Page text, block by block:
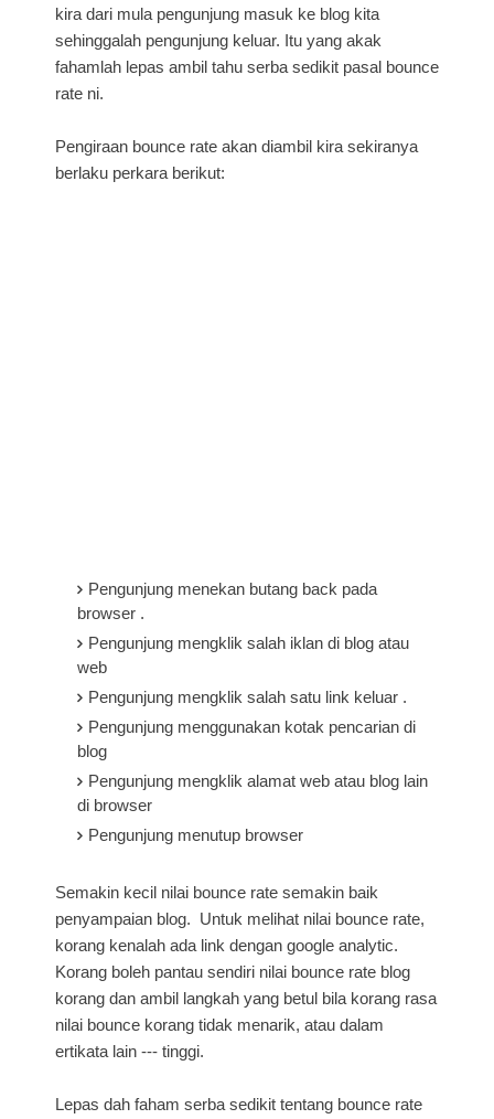
kira dari mula pengunjung masuk ke blog kita
sehinggalah pengunjung keluar. Itu yang akak
fahamlah lepas ambil tahu serba sedikit pasal bounce
rate ni.
Pengiraan bounce rate akan diambil kira sekiranya
berlaku perkara berikut:
Pengunjung menekan butang back pada
browser .
Pengunjung mengklik salah iklan di blog atau
web
Pengunjung mengklik salah satu link keluar .
Pengunjung menggunakan kotak pencarian di
blog
Pengunjung mengklik alamat web atau blog lain
di browser
Pengunjung menutup browser
Semakin kecil nilai bounce rate semakin baik
penyampaian blog. Untuk melihat nilai bounce rate,
korang kenalah ada link dengan google analytic.
Korang boleh pantau sendiri nilai bounce rate blog
korang dan ambil langkah yang betul bila korang rasa
nilai bounce korang tidak menarik, atau dalam
ertikata lain --- tinggi.
Lepas dah faham serba sedikit tentang bounce rate